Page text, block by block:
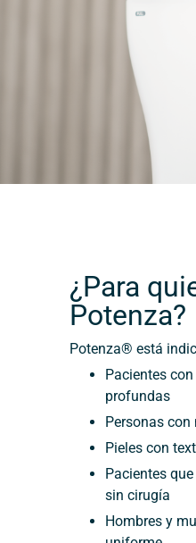
¿Para
Potenza?
Potenza® está
Pacientes
profundas
Personas
Pieles con
Pacientes
sin cirugía
Hombres y